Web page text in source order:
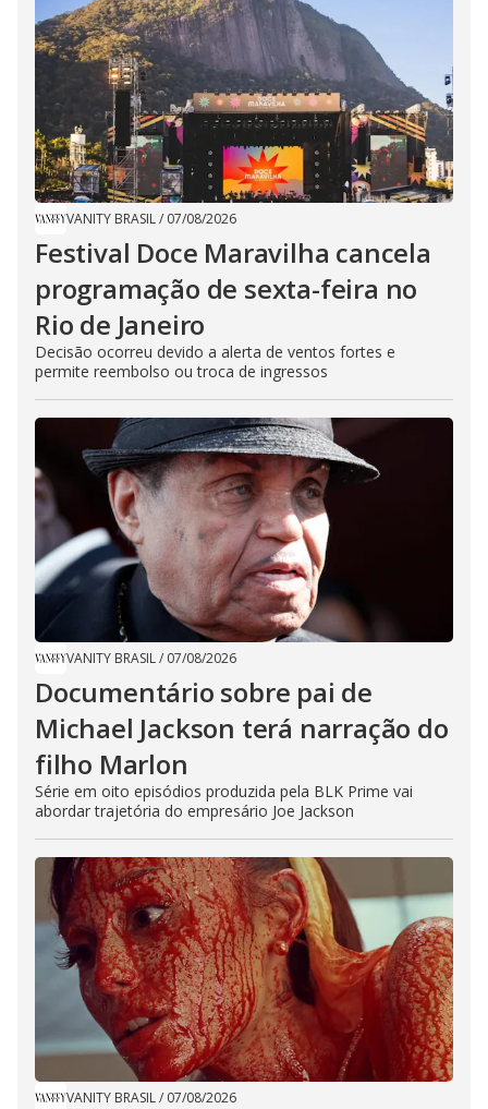
VANITY BRASIL/ 07/08/2026
Festival Doce Maravilha cancela
programação de sexta-feira no
Rio de Janeiro
Decisão ocorreu devido a alerta de ventos fortes e
permite reembolso ou troca de ingressos
VANITY BRASIL/ 07/08/2026
Documentário sobre pai de
Michael Jackson terá narração do
filho Marlon
Série em oito episódios produzida pela BLK Prime vai
abordar trajetória do empresário Joe Jackson
VANITY BRASIL/ 07/08/2026